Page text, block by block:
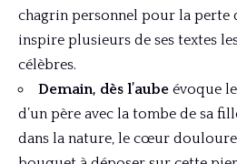
chagrin personnel pour la perte
inspire plusieurs de ses textes
célèbres.
Demain, dès l’aube évoque
d’un père avec la tombe de sa
dans la nature, le cœur